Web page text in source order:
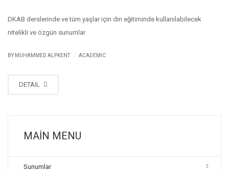
DKAB derslerinde ve tüm yaşlar için din eğitiminde kullanılabilecek
nitelikli ve özgün sunumlar
BY MUHAMMED ALPKENT ACADEMIC
DETAIL
MAIN MENU
Sunumlar